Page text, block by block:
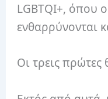
LGBTQI+, όπου
ενθαρρύνονται
Οι τρεις πρώτες